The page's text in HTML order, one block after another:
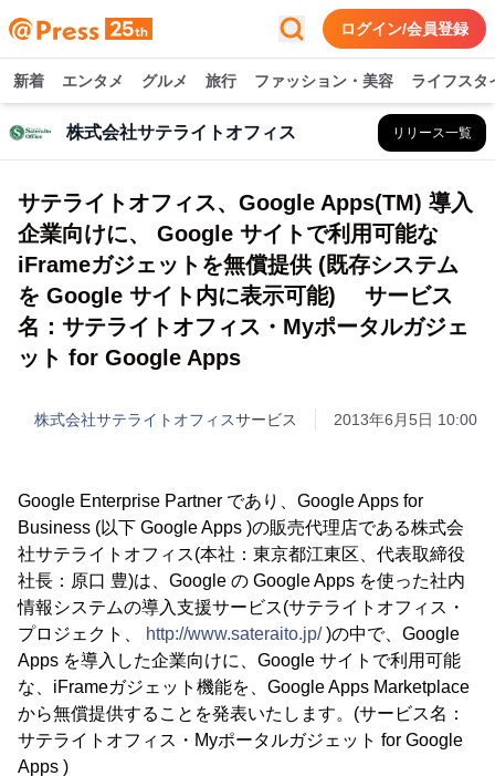
ログイン/会員登録
新着 エンタメ グルメ 旅行 ファッション・美容 ライフスタ
株式会社サテライトオフィス リリース一覧
サテライトオフィス、Google Apps(TM) 導入
企業向けに、 Google サイトで利用可能な
iFrameガジェットを無償提供 (既存システム
を Google サイト内に表示可能) サービス
名：サテライトオフィス・Myポータルガジェ
ット for Google Apps
株式会社サテライトオフィスサービス 2013年6月5日 10:00
Google Enterprise Partner であり、Google Apps for
Business (以下 Google Apps )の販売代理店である株式会
社サテライトオフィス(本社：東京都江東区、代表取締役
社長：原口 豊)は、Google の Google Apps を使った社内
情報システムの導入支援サービス(サテライトオフィス・
プロジェクト、
http://www.sateraito.jp/)の中で、Google
Apps を導入した企業向けに、Google サイトで利用可能
な、iFrameガジェット機能を、Google Apps Marketplace
から無償提供することを発表いたします。(サービス名：
サテライトオフィス・Myポータルガジェット for Google
Apps )